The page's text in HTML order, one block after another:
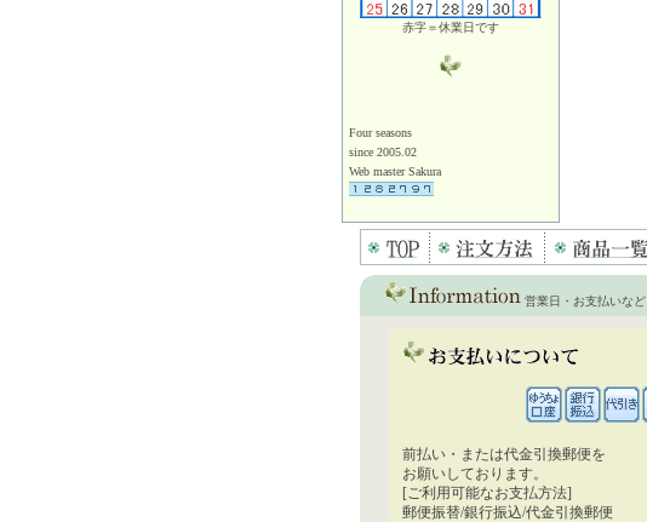
赤字＝休業日です
Four seasons
since 2005.02
Web master Sakura
営業日・お支払いなど
前払い・または代金引換郵便を
お願いしております。
[ご利用可能なお支払方法]
郵便振替/銀行振込/代金引換郵便